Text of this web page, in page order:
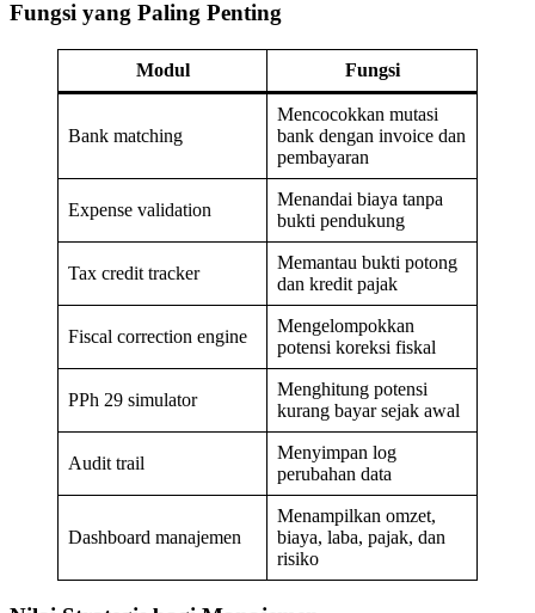
Fungsi yang Paling Penting
Modul Fungsi
Bank matching
Mencocokkan mutasi
bank dengan invoice dan
pembayaran
Expense validation
Menandai biaya tanpa
bukti pendukung
Tax credit tracker
Memantau bukti potong
dan kredit pajak
Fiscal correction engine
Mengelompokkan
potensi koreksi fiskal
PPh 29 simulator
Menghitung potensi
kurang bayar sejak awal
Audit trail
Menyimpan log
perubahan data
Dashboard manajemen
Menampilkan omzet,
biaya, laba, pajak, dan
risiko